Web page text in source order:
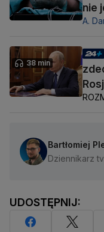
nie
A.
38 min
Bartłomiej
Dziennikarz
UDOSTĘPNIJ: